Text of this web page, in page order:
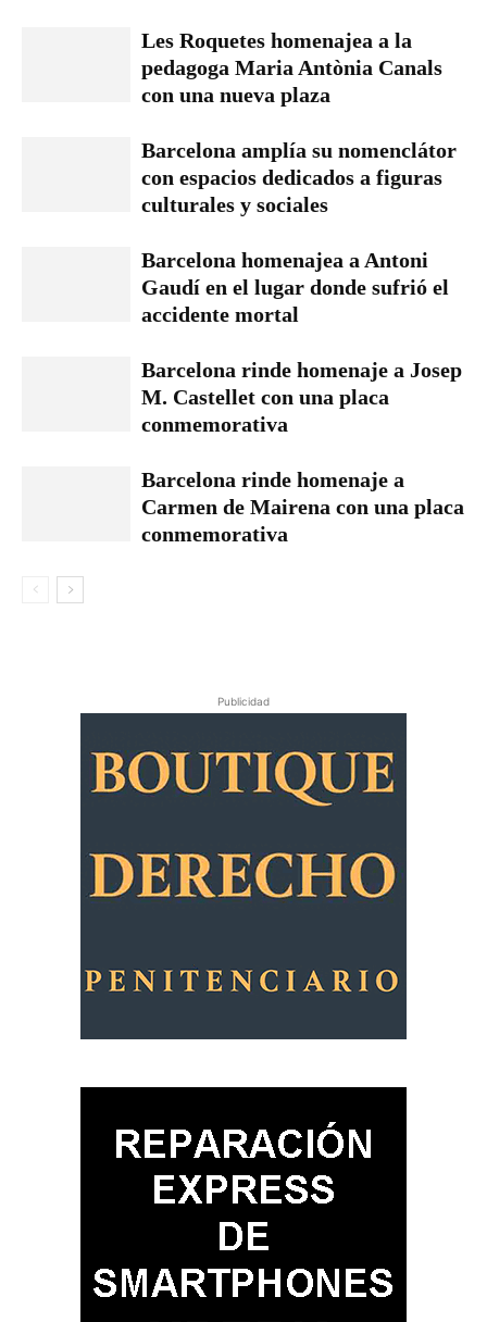
Les Roquetes homenajea a la
pedagoga Maria Antònia Canals
con una nueva plaza
Barcelona amplía su nomenclátor
con espacios dedicados a figuras
culturales y sociales
Barcelona homenajea a Antoni
Gaudí en el lugar donde sufrió el
accidente mortal
Barcelona rinde homenaje a Josep
M. Castellet con una placa
conmemorativa
Barcelona rinde homenaje a
Carmen de Mairena con una placa
conmemorativa
Publicidad